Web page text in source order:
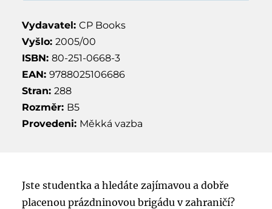
Vydavatel: CP Books
Vyšlo: 2005/00
ISBN: 80-251-0668-3
EAN: 9788025106686
Stran: 288
Rozměr: B5
Provedeni: Měkká vazba
Jste studentka a hledáte zajímavou a dobře
placenou prázdninovou brigádu v zahraničí?